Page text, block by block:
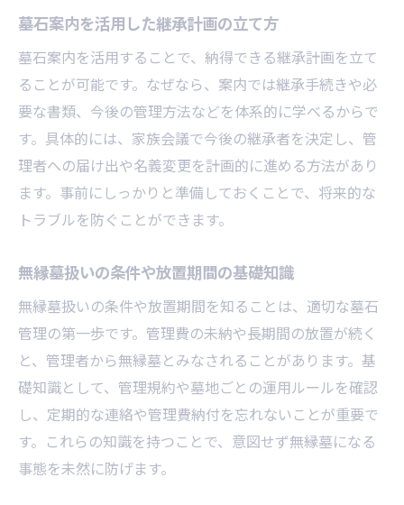
墓石案内を活用した継承計画の立て方
墓石案内を活用することで、納得できる継承計画を立て
ることが可能です。なぜなら、案内では継承手続きや必
要な書類、今後の管理方法などを体系的に学べるからで
す。具体的には、家族会議で今後の継承者を決定し、管
理者への届け出や名義変更を計画的に進める方法があり
ます。事前にしっかりと準備しておくことで、将来的な
トラブルを防ぐことができます。
無縁墓扱いの条件や放置期間の基礎知識
無縁墓扱いの条件や放置期間を知ることは、適切な墓石
管理の第一歩です。管理費の未納や長期間の放置が続く
と、管理者から無縁墓とみなされることがあります。基
礎知識として、管理規約や墓地ごとの運用ルールを確認
し、定期的な連絡や管理費納付を忘れないことが重要で
す。これらの知識を持つことで、意図せず無縁墓になる
事態を未然に防げます。